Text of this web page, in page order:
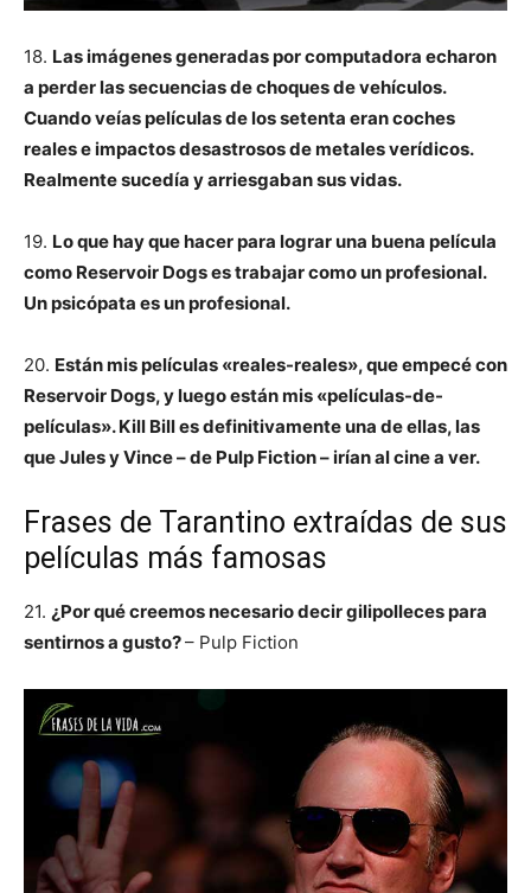
18. Las imágenes generadas por computadora echaron
a perder las secuencias de choques de vehículos.
Cuando veías películas de los setenta eran coches
reales e impactos desastrosos de metales verídicos.
Realmente sucedía y arriesgaban sus vidas.
19. Lo que hay que hacer para lograr una buena película
como Reservoir Dogs es trabajar como un profesional.
Un psicópata es un profesional.
20. Están mis películas «reales-reales», que empecé con
Reservoir Dogs, y luego están mis «películas-de-
películas». Kill Bill es definitivamente una de ellas, las
que Jules y Vince – de Pulp Fiction – irían al cine a ver.
Frases de Tarantino extraídas de sus
películas más famosas
21. ¿Por qué creemos necesario decir gilipolleces para
sentirnos a gusto?– Pulp Fiction